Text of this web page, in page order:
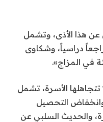
عن هذا الأذى، وتشمل
دراسياً، وشكاوى
في المزاج».
الأسرة، تشمل
وانخفاض التحصيل
والحديث السلبي عن